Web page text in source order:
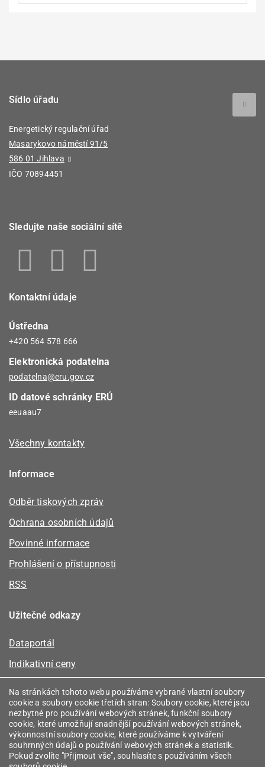
Připomínky musí být zaslány v členění:
připomínka,
odůvodnění připomínky,
návrh promítnutí připomínky.
ukončení a vyhodnocení VKP uveřejněny na webu ERÚ.
Všechny připomínky bude ERÚ považovat za veřejné i
Sídlo úřadu
Energetický regulační úřad
Masarykovo náměstí 91/5
586 01 Jihlava
IČO 70894451
Sledujte naše sociální sítě
Kontaktní údaje
Ústředna
+420 564 578 666
Elektronická podatelna
podatelna@eru.gov.cz
ID datové schránky ERÚ
eeuaau7
Všechny kontakty
Informace
Odběr tiskových zpráv
Ochrana osobních údajů
Povinné informace
Prohlášení o přístupnosti
RSS
Užitečné odkazy
Dataportál
Indikativní ceny
Registr energetických společenství
Registr zprostředkovatelů
Srovnávače
Na stránkách tohoto webu používáme vybrané vlastní soubory
cookie a soubory cookie třetích stran: Soubory cookie, které jsou
nezbytné pro používání webových stránek, funkční soubory
cookie, které umožňují snadnější používání webových stránek,
výkonnostní soubory cookie, které používáme k vytváření
souhrnných údajů o používání webových stránek a statistik.
Pokud zvolíte "Přijmout vše", souhlasíte s používáním všech